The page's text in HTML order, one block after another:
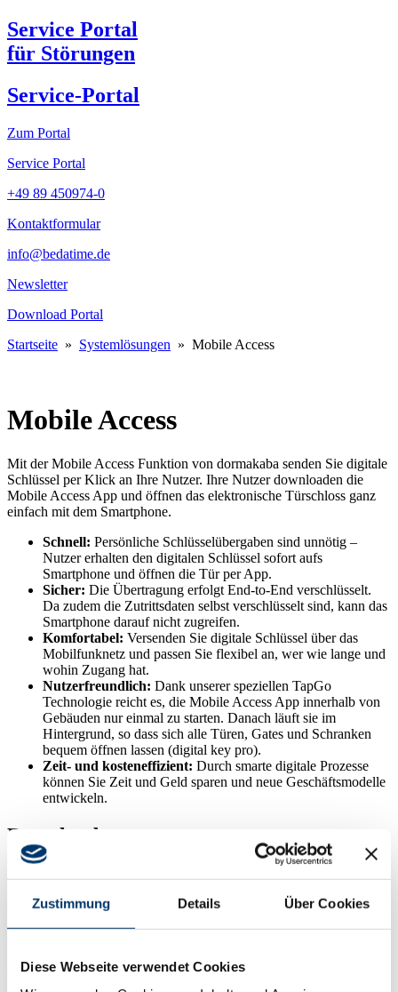
Zustimmung Details Über Cookies
Diese Webseite verwendet Cookies
Service Portal
für Störungen
Service-Portal
Zum Portal
Service Portal
+49 89 450974-0
Kontaktformular
info@bedatime.de
Newsletter
Download Portal
Startseite » Systemlösungen » Mobile Access
Mobile Access
Mit der Mobile Access Funktion von dormakaba senden Sie digitale
Schlüssel per Klick an Ihre Nutzer. Ihre Nutzer downloaden die
Mobile Access App und öffnen das elektronische Türschloss ganz
einfach mit dem Smartphone.
Schnell: Persönliche Schlüsselübergaben sind unnötig –
Nutzer erhalten den digitalen Schlüssel sofort aufs
Smartphone und öffnen die Tür per App.
Sicher: Die Übertragung erfolgt End-to-End verschlüsselt.
Da zudem die Zutrittsdaten selbst verschlüsselt sind, kann das
Smartphone darauf nicht zugreifen.
Komfortabel: Versenden Sie digitale Schlüssel über das
Mobilfunknetz und passen Sie flexibel an, wer wie lange und
wohin Zugang hat.
Nutzerfreundlich: Dank unserer speziellen TapGo
Technologie reicht es, die Mobile Access App innerhalb von
Gebäuden nur einmal zu starten. Danach läuft sie im
Hintergrund, so dass sich alle Türen, Gates und Schranken
bequem öffnen lassen (digital key pro).
Zeit- und kosteneffizient: Durch smarte digitale Prozesse
können Sie Zeit und Geld sparen und neue Geschäftsmodelle
entwickeln.
Downloads
PDF
FAQ Mobil Access
PDF